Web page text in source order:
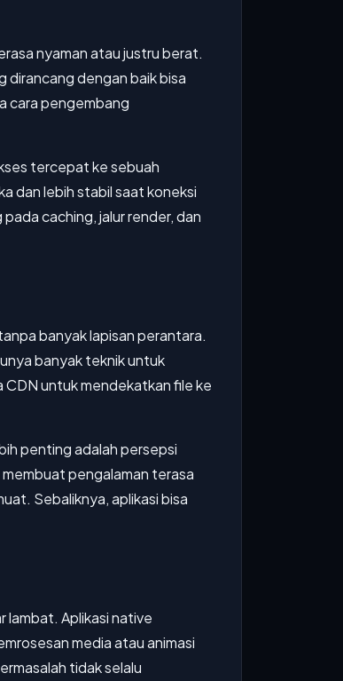
nyaman atau justru berat.
dirancang dengan baik bisa
cara pengembang
tercepat ke sebuah
dan lebih stabil saat koneksi
caching, jalur render, dan
banyak lapisan perantara.
banyak teknik untuk
untuk mendekatkan file ke
penting adalah persepsi
pengalaman terasa
Sebaliknya, aplikasi bisa
lambat. Aplikasi native
media atau animasi
tidak selalu